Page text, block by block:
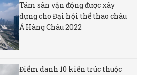
Tám sân vận động được xây
dựng cho Đại hội thể thao châu
Á Hàng Châu 2022
Điểm danh 10 kiến trúc thuộc